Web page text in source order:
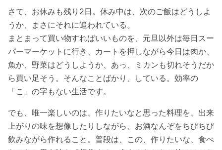
さて、お休みも残り2日。休み中は、次のご飯はどうしよ
うか、まさにそれに追われている。
まとまって買い物すればいいものを、元旦以外は毎日スー
パーマーケットに行き、カートを押しながら今日は肉か、
魚か、野菜はどうしようか、あっ、ミカンも切れそうだか
ら買い足そう。そんなことばかり、している。効率の
「こ」の字もない生活です。
でも、唯一楽しいのは、作りたいなと思った料理を、出来
上がりの味を想像したりしながら、お酒なんぞをちびちび
飲みながら作れること。普段は、この、作りたいな、食べ